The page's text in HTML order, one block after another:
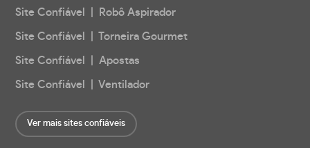
Site Confiável | Robô Aspirador
Site Confiável | Torneira Gourmet
Site Confiável | Apostas
Site Confiável | Ventilador
Ver mais sites confiáveis